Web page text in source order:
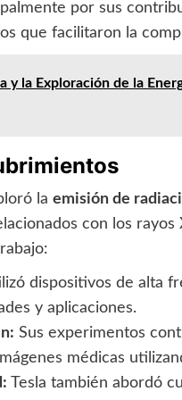
por sus
que facilitaron la
y la Exploración de la
la emisión de
con los rayos
dispositivos de alta
y aplicaciones.
Sus experimentos
médicas
Tesla también abordó